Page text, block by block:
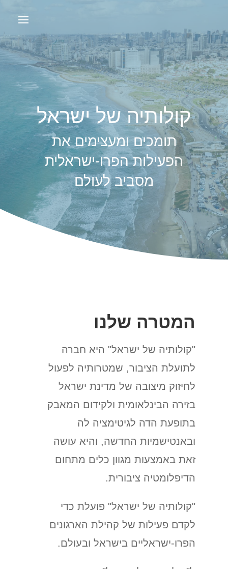
קולותיה של ישראל
תומכים ומעצימים את
הפעילות הפרו-ישראלית
מסביב לעולם
המטרה שלנו
"קולותיה של ישראל" היא חברה
לתועלת הציבור, שמטרותיה לפעול
לחיזוק מיצובה של מדינת ישראל
בזירה הבינלאומית ולקידום המאבק
בתופעת הדה לגיטימציה לה
ובאנטישמיות החדשה, והיא עושה
זאת באמצעות מגוון כלים מתחום
הדיפלומטיה ציבורית.
"קולותיה של ישראל" פועלת כדי
לקדם פעילות של קהילת הארגונים
הפרו-ישראליים בישראל ובעולם.